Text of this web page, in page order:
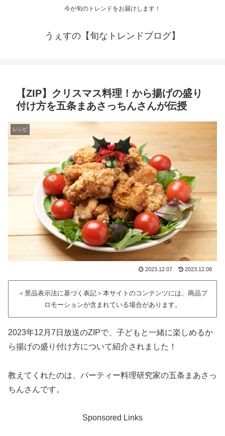
今が旬のトレンドをお届けします！
うぇすの【旬なトレンドブログ】
【ZIP】クリスマス料理！から揚げの盛り
付け方を五条まあさっちんさんが伝授
レシピ
2023.12.07 2023.12.08
＜景品表示法に基づく表記＞本サイトのコンテンツには、商品プ
ロモーションが含まれている場合があります。
2023年12月7日放送のZIPで、子どもと一緒に楽しめるか
ら揚げの盛り付け方について紹介されました！
教えてくれたのは、パーティー料理研究家の五条まあさっ
ちんさんです。
Sponsored Links